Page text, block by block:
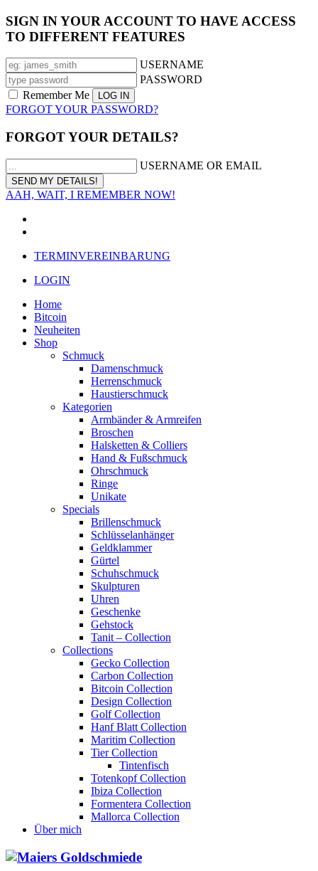
SIGN IN YOUR ACCOUNT TO HAVE ACCESS
TO DIFFERENT FEATURES
USERNAME
PASSWORD
Remember Me
FORGOT YOUR PASSWORD?
FORGOT YOUR DETAILS?
USERNAME OR EMAIL
AAH, WAIT, I REMEMBER NOW!
TERMINVEREINBARUNG
LOGIN
Home
Bitcoin
Neuheiten
Shop
Schmuck
Damenschmuck
Herrenschmuck
Haustierschmuck
Kategorien
Armbänder & Armreifen
Broschen
Halsketten & Colliers
Hand & Fußschmuck
Ohrschmuck
Ringe
Unikate
Specials
Brillenschmuck
Schlüsselanhänger
Geldklammer
Gürtel
Schuhschmuck
Skulpturen
Uhren
Geschenke
Gehstock
Tanit – Collection
Collections
Gecko Collection
Carbon Collection
Bitcoin Collection
Design Collection
Golf Collection
Hanf Blatt Collection
Maritim Collection
Tier Collection
Tintenfisch
Totenkopf Collection
Ibiza Collection
Formentera Collection
Mallorca Collection
Über mich